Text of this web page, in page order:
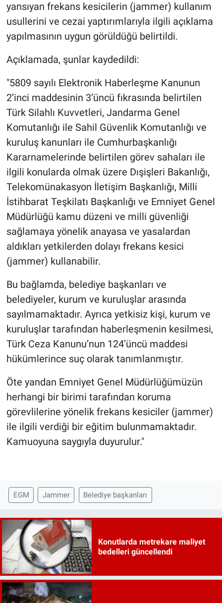
yansıyan frekans kesicilerin (jammer) kullanım
usullerini ve cezai yaptırımlarıyla ilgili açıklama
yapılmasının uygun görüldüğü belirtildi.
Açıklamada, şunlar kaydedildi:
"5809 sayılı Elektronik Haberleşme Kanunun
2’inci maddesinin 3’üncü fıkrasında belirtilen
Türk Silahlı Kuvvetleri, Jandarma Genel
Komutanlığı ile Sahil Güvenlik Komutanlığı ve
kuruluş kanunları ile Cumhurbaşkanlığı
Kararnamelerinde belirtilen görev sahaları ile
ilgili konularda olmak üzere Dışişleri Bakanlığı,
Telekomünakasyon İletişim Başkanlığı, Milli
İstihbarat Teşkilatı Başkanlığı ve Emniyet Genel
Müdürlüğü kamu düzeni ve milli güvenliği
sağlamaya yönelik anayasa ve yasalardan
aldıkları yetkilerden dolayı frekans kesici
(jammer) kullanabilir.
Bu bağlamda, belediye başkanları ve
belediyeler, kurum ve kuruluşlar arasında
sayılmamaktadır. Ayrıca yetkisiz kişi, kurum ve
kuruluşlar tarafından haberleşmenin kesilmesi,
Türk Ceza Kanunu’nun 124’üncü maddesi
hükümlerince suç olarak tanımlanmıştır.
Öte yandan Emniyet Genel Müdürlüğümüzün
herhangi bir birimi tarafından koruma
görevlilerine yönelik frekans kesiciler (jammer)
ile ilgili verdiği bir eğitim bulunmamaktadır.
Kamuoyuna saygıyla duyurulur."
EGM Jammer Belediye başkanları
Konutlarda metrekare maliyet
bedelleri güncellendi